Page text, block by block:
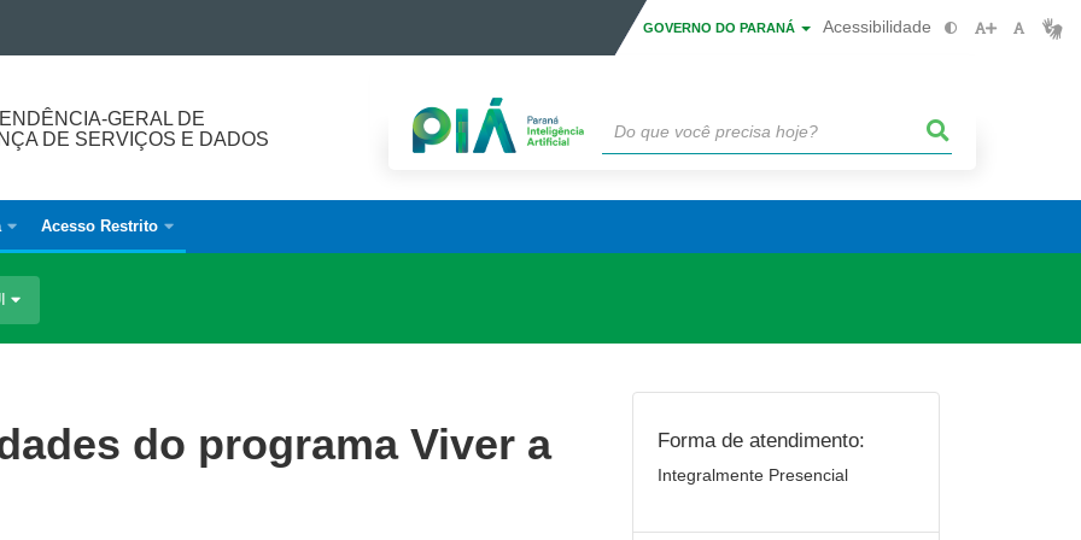
GOVERNO DO PARANÁ Acessibilidade
GERAL DE
DE SERVIÇOS E DADOS
Acesso Restrito
do programa Viver a
Forma de atendimento:
Integralmente Presencial